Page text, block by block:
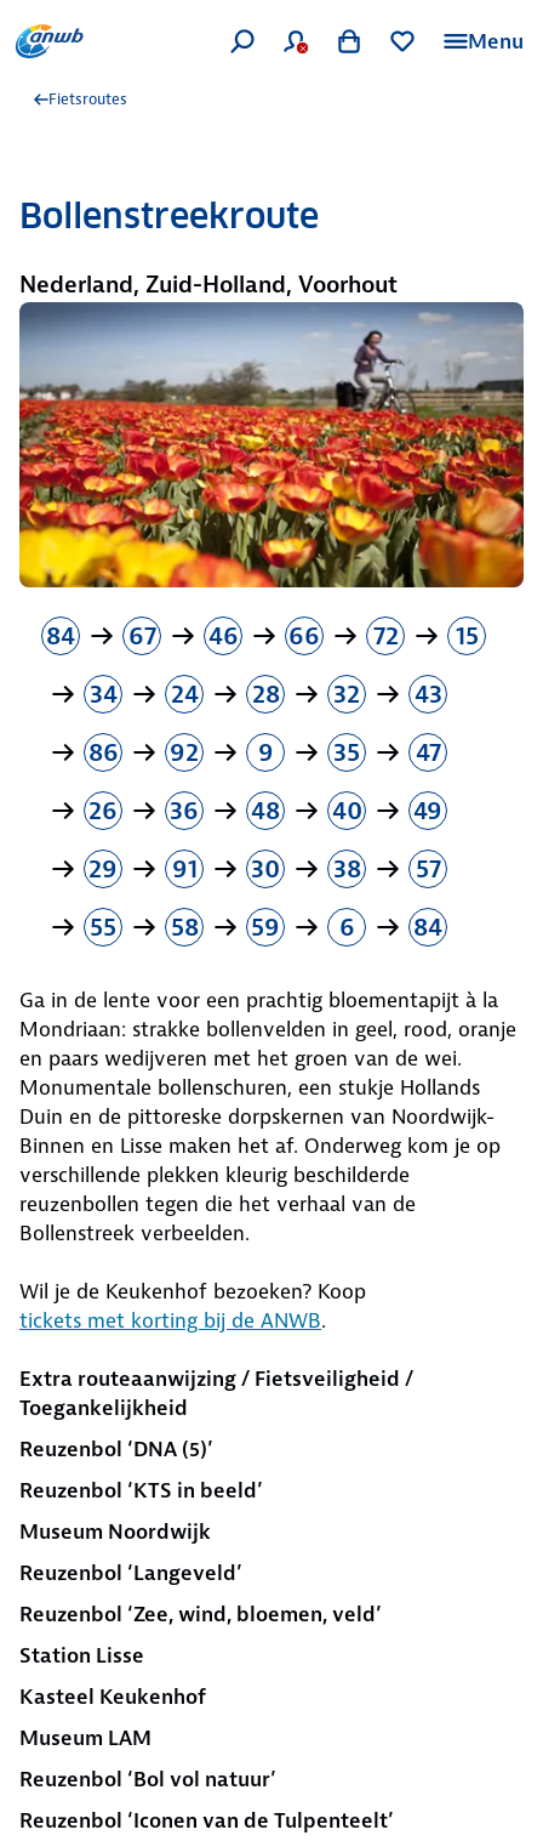
Menu
Fietsroutes
Bollenstreekroute
Nederland, Zuid-Holland, Voorhout
84 67 46 66 72
15
34
24 28 32
43
86
92 9 35
47
26
36 48 40
49
29
91 30 38
57
55
58 59 6 84
Ga in de lente voor een prachtig bloementapijt à la
Mondriaan: strakke bollenvelden in geel, rood, oranje
en paars wedijveren met het groen van de wei.
Monumentale bollenschuren, een stukje Hollands
Duin en de pittoreske dorpskernen van Noordwijk-
Binnen en Lisse maken het af. Onderweg kom je op
verschillende plekken kleurig beschilderde
reuzenbollen tegen die het verhaal van de
Bollenstreek verbeelden.
Wil je de Keukenhof bezoeken? Koop
tickets met korting bij de ANWB.
Extra routeaanwijzing / Fietsveiligheid /
Toegankelijkheid
Reuzenbol ‘DNA (5)’
Reuzenbol ‘KTS in beeld’
Museum Noordwijk
Reuzenbol ‘Langeveld’
Reuzenbol ‘Zee, wind, bloemen, veld’
Station Lisse
Kasteel Keukenhof
Museum LAM
Reuzenbol ‘Bol vol natuur’
Reuzenbol ‘Iconen van de Tulpenteelt’